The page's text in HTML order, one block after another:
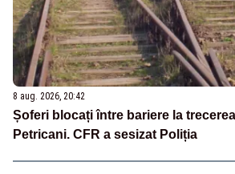
8 aug. 2026, 20:42
Șoferi blocați între bariere la
Petricani. CFR a sesizat Poliția